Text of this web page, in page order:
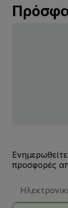
προσφορές
Email